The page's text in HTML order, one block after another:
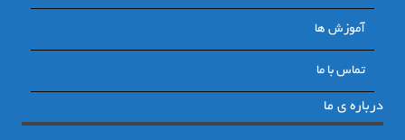
آموزش ها
تماس با ما
درباره ی ما